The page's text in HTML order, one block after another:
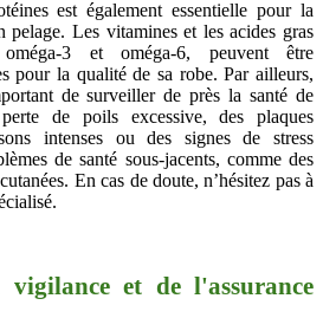
est également essentielle pour la
pelage. Les vitamines et les acides gras
3 et oméga-6, peuvent être
pour la qualité de sa robe. Par ailleurs,
de surveiller de près la santé de
de poils excessive, des plaques
intenses ou des signes de stress
de santé sous-jacents, comme des
En cas de doute, n’hésitez pas à
et de l'assurance